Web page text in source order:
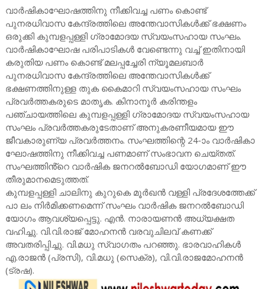
വാർഷികാഘോഷത്തിനു നീക്കിവച്ച പണം കൊണ്ട്
പുനരധിവാസ കേന്ദ്രത്തിലെ അന്തേവാസികൾക്ക് ഭക്ഷണം
ഒരുക്കി കുമ്പളപ്പള്ളി ഗ്രാമോദയ സ്വയംസഹായ സംഘം.
വാർഷികാഘോഷ പരിപാടികൾ വേണ്ടെന്നു വച്ച് ഇതിനായി
കരുതിയ പണം കൊണ്ട് മലപ്പച്ചേരി ന്യൂമലബാർ
പുനരധിവാസ കേന്ദ്രത്തിലെ അന്തേവാസികൾക്ക്
ഭക്ഷണത്തിനുള്ള തുക കൈമാറി സ്വയംസഹായ സംഘം
പ്രവർത്തകരുടെ മാതൃക. കിനാനൂർ കരിന്തളം
പഞ്ചായത്തിലെ കുമ്പളപ്പള്ളി ഗ്രാമോദയ സ്വയംസഹായ
സംഘം പ്രവർത്തകരുടേതാണ് അനുകരണീയമായ ഈ
ജീവകാരുണ്യ പ്രവർത്തനം. സംഘത്തിന്റെ 24-ാം വാർഷികാ
ഘോഷത്തിനു നീക്കിവച്ച പണമാണ് സംഭാവന ചെയ്ത‌ത്.
സംഘത്തിൻ്റെ വാർഷിക ജനറൽബോഡി യോഗമാണ് ഈ
തീരുമാനമെടുത്തത്.
കുമ്പളപ്പള്ളി ചാലിനു കുറുകെ മൂർഖൻ വള്ളി പ്രദേശത്തേക്ക്
പാ ലം നിർമിക്കണമെന്ന് സംഘം വാർഷിക ജനറൽബോഡി
യോഗം ആവശ്യപ്പെട്ടു. എൻ. നാരായണൻ അധ്യക്ഷത
വഹിച്ചു. വി.വി.രാജ് മോഹനൻ വരവുചിലവ് കണക്ക്
അവതരിപ്പിച്ചു. വി.മധു സ്വാഗതം പറഞ്ഞു. ഭാരവാഹികൾ
എ.രാജൻ (പ്രസി), വി.മധു (സെക്ര), വി.വി.രാജമോഹനൻ
(ട്രഷ).